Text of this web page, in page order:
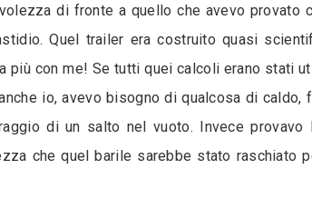
di fronte a quello che avevo provato
Quel trailer era costruito quasi
più con me! Se tutti quei calcoli erano stati
io, avevo bisogno di qualcosa di caldo,
di un salto nel vuoto. Invece provavo
che quel barile sarebbe stato raschiato